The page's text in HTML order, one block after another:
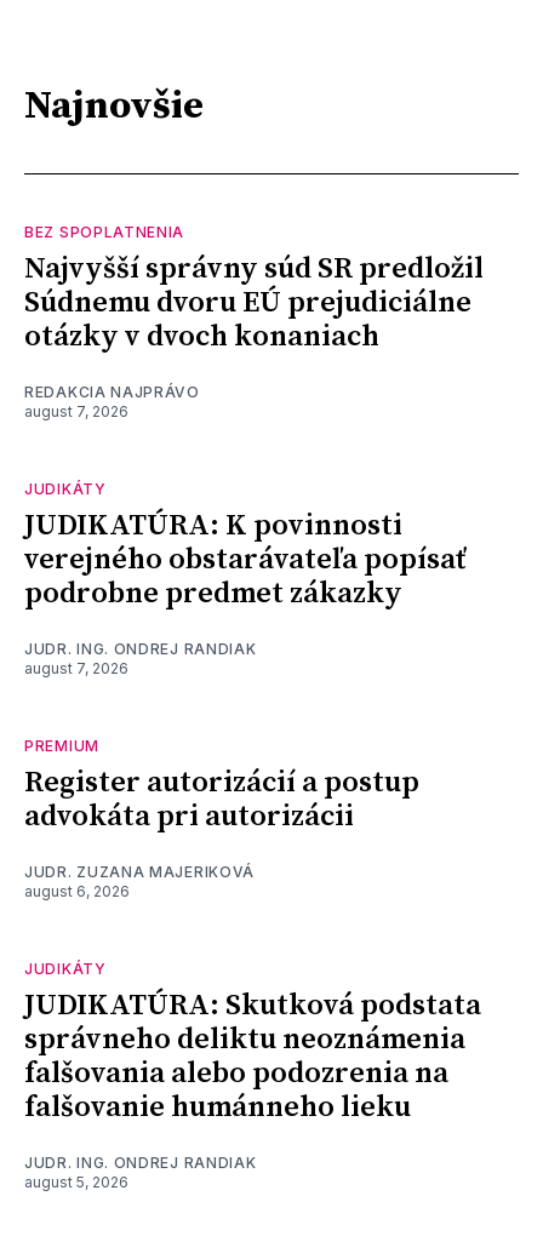
Najnovšie
BEZ SPOPLATNENIA
Najvyšší správny súd SR predložil
Súdnemu dvoru EÚ prejudiciálne
otázky v dvoch konaniach
REDAKCIA NAJPRÁVO
august 7, 2026
JUDIKÁTY
JUDIKATÚRA: K povinnosti
verejného obstarávateľa popísať
podrobne predmet zákazky
JUDR. ING. ONDREJ RANDIAK
august 7, 2026
PREMIUM
Register autorizácií a postup
advokáta pri autorizácii
JUDR. ZUZANA MAJERIKOVÁ
august 6, 2026
JUDIKÁTY
JUDIKATÚRA: Skutková podstata
správneho deliktu neoznámenia
falšovania alebo podozrenia na
falšovanie humánneho lieku
JUDR. ING. ONDREJ RANDIAK
august 5, 2026